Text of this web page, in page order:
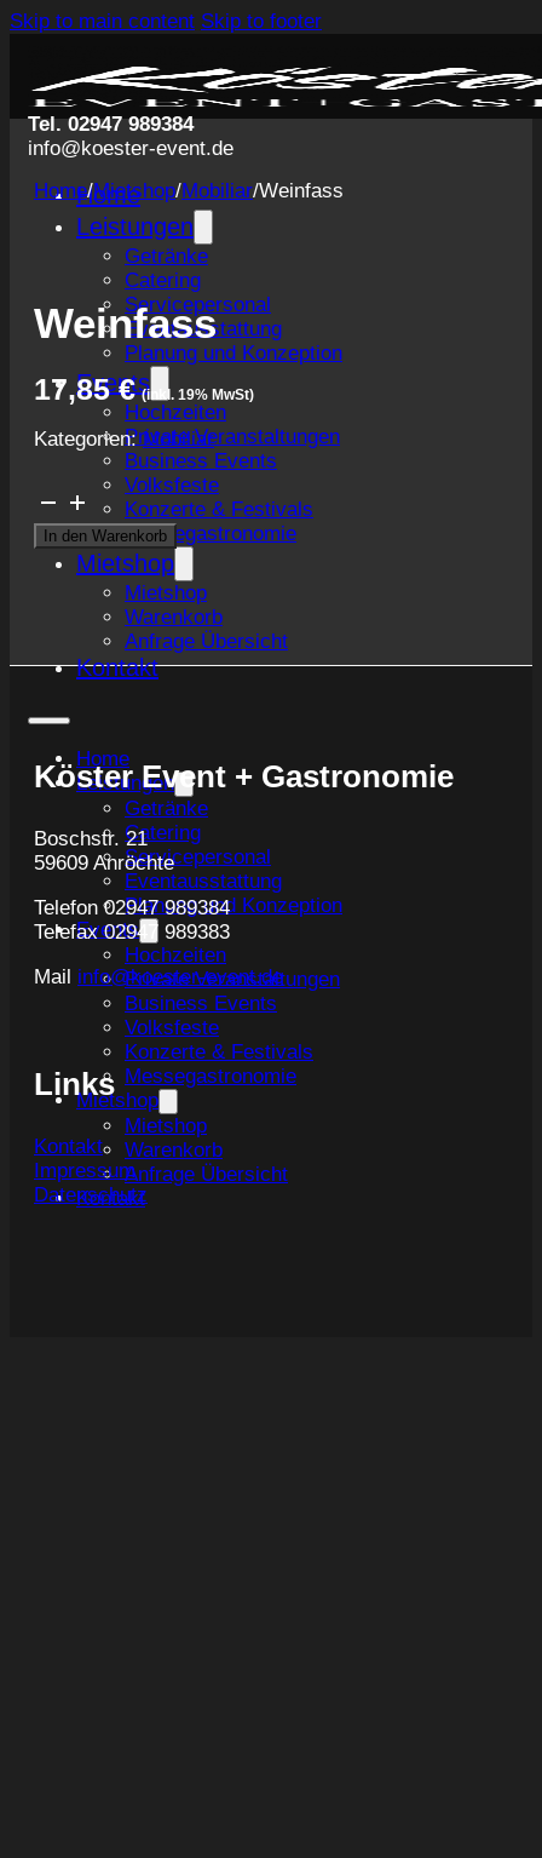
Skip to main content Skip to footer
Tel. 02947 989384
info@koester-event.de
Home
Leistungen
Getränke
Catering
Servicepersonal
Eventausstattung
Planung und Konzeption
Events
Hochzeiten
Private Veranstaltungen
Business Events
Volksfeste
Konzerte & Festivals
Messegastronomie
Mietshop
Mietshop
Warenkorb
Anfrage Übersicht
Kontakt
Home
Leistungen
Getränke
Catering
Servicepersonal
Eventausstattung
Planung und Konzeption
Events
Hochzeiten
Private Veranstaltungen
Business Events
Volksfeste
Konzerte & Festivals
Messegastronomie
Mietshop
Mietshop
Warenkorb
Anfrage Übersicht
Kontakt
Home/Mietshop/Mobiliar/Weinfass
Weinfass
17,85€ (inkl. 19% MwSt)
Kategorien:Mobiliar
Weinfass
Menge
In den Warenkorb
Köster Event + Gastronomie
Boschstr. 21
59609 Anröchte
Telefon 02947 989384
Telefax 02947 989383
Mail info@koester-event.de
Links
Kontakt
Impressum
Datenschutz